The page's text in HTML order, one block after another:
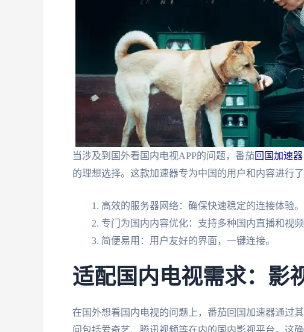
当涉及到国外看国内电视APP的问题，番茄回国加速器
的理想选择。这款加速器专为中国的用户和内容进行
高效的服务器网络：确保快速稳定的连接体验。
专门为国内内容优化：支持多种国内直播和视频
简便易用：用户友好的界面，一键连接。
适配国内电视需求：影
在国外想看国内电视的问题上，番茄回国加速器通过